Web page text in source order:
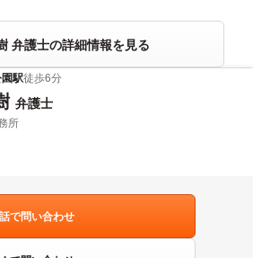
弁護士の詳細情報を見る
駅徒歩6分
弁護士
所
で問い合わせ